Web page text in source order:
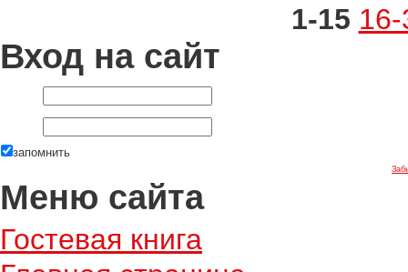
1-15
Вход на сайт
запомнить
Меню сайта
Гостевая книга